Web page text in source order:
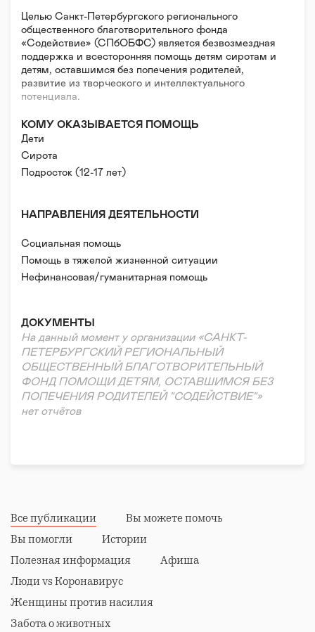
Целью Санкт-Петербургского регионального
общественного благотворительного фонда
«Содействие» (СПбОБФС) является безвозмездная
поддержка и всесторонняя помощь детям сиротам и
детям, оставшимся без попечения родителей,
развитие из творческого и интеллектуального
потенциала.
КОМУ ОКАЗЫВАЕТСЯ ПОМОЩЬ
Дети
Сирота
Подросток (12-17 лет)
НАПРАВЛЕНИЯ ДЕЯТЕЛЬНОСТИ
Социальная помощь
Помощь в тяжелой жизненной ситуации
Нефинансовая/гуманитарная помощь
ДОКУМЕНТЫ
На данный момент у организации «САНКТ-
ПЕТЕРБУРГСКИЙ РЕГИОНАЛЬНЫЙ
ОБЩЕСТВЕННЫЙ БЛАГОТВОРИТЕЛЬНЫЙ
ФОНД ПОМОЩИ ДЕТЯМ, ОСТАВШИМСЯ БЕЗ
ПОПЕЧЕНИЯ РОДИТЕЛЕЙ "СОДЕЙСТВИЕ"»
нет отчётов
Все публикации
Вы можете помочь
Вы помогли
Истории
Полезная информация
Афиша
Люди vs Коронавирус
Женщины против насилия
Забота о животных